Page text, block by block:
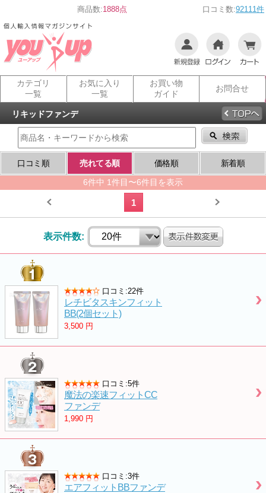
商品数:1888点 口コミ数:92111件
カテゴリ
一覧
お気に入り
一覧
お買い物
ガイド
お問合せ
リキッドファンデ
口コミ順 売れてる順 価格順
新着順
6件中 1件目〜6件目を表示
1
表示件数:
口コミ:22件
レチビタスキンフィット
BB(2個セット)
3,500 円
口コミ:5件
魔法の楽速フィットCC
ファンデ
1,990 円
口コミ:3件
エアフィットBBファンデ